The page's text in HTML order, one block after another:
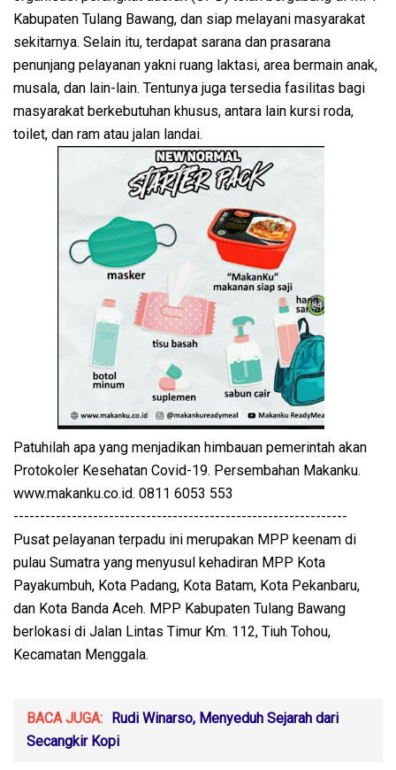
Kabupaten Tulang Bawang, dan siap melayani masyarakat
sekitarnya. Selain itu, terdapat sarana dan prasarana
penunjang pelayanan yakni ruang laktasi, area bermain anak,
musala, dan lain-lain. Tentunya juga tersedia fasilitas bagi
masyarakat berkebutuhan khusus, antara lain kursi roda,
toilet, dan ram atau jalan landai.
Patuhilah apa yang menjadikan himbauan pemerintah akan
Protokoler Kesehatan Covid-19. Persembahan Makanku.
www.makanku.co.id. 0811 6053 553
---------------------------------------------------------------
Pusat pelayanan terpadu ini merupakan MPP keenam di
pulau Sumatra yang menyusul kehadiran MPP Kota
Payakumbuh, Kota Padang, Kota Batam, Kota Pekanbaru,
dan Kota Banda Aceh. MPP Kabupaten Tulang Bawang
berlokasi di Jalan Lintas Timur Km. 112, Tiuh Tohou,
Kecamatan Menggala.
BACA JUGA:
Rudi Winarso, Menyeduh Sejarah dari
Secangkir Kopi